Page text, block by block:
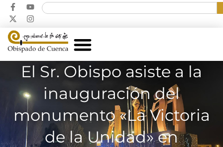
El Sr. Obispo asiste a la
inauguración del
monumento «La Victoria
de la Unidad» en